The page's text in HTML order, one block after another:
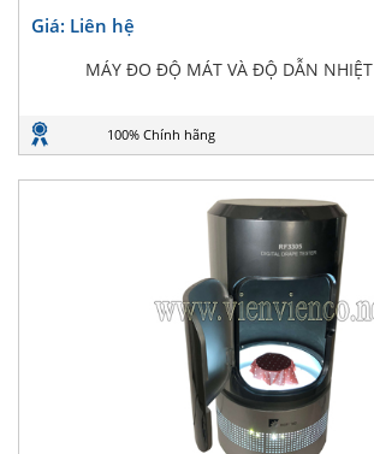
Giá: Liên hệ
MÁY ĐO ĐỘ MÁT VÀ ĐỘ DẪN NHIỆT
100% Chính hãng